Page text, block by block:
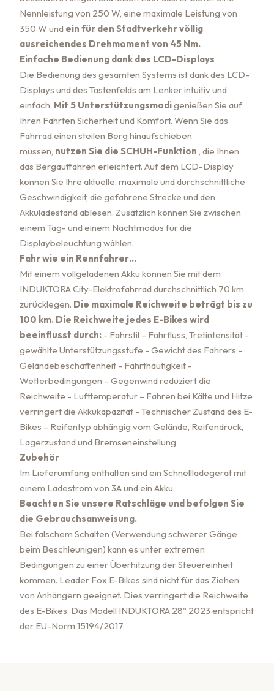
Nennleistung von 250 W, eine maximale Leistung von
350 W und ein für den Stadtverkehr völlig
ausreichendes Drehmoment von 45 Nm.
Einfache Bedienung dank des LCD-Displays
Die Bedienung des gesamten Systems ist dank des LCD-
Displays und des Tastenfelds am Lenker intuitiv und
einfach. Mit 5 Unterstützungsmodigenießen Sie auf
Ihren Fahrten Sicherheit und Komfort. Wenn Sie das
Fahrrad einen steilen Berg hinaufschieben
müssen, nutzen Sie die SCHUH-Funktion , die Ihnen
das Bergauffahren erleichtert. Auf dem LCD-Display
können Sie Ihre aktuelle, maximale und durchschnittliche
Geschwindigkeit, die gefahrene Strecke und den
Akkuladestand ablesen. Zusätzlich können Sie zwischen
einem Tag- und einem Nachtmodus für die
Displaybeleuchtung wählen.
Fahr wie ein Rennfahrer…
Mit einem vollgeladenen Akku können Sie mit dem
INDUKTORA City-Elektrofahrrad durchschnittlich 70 km
zurücklegen. Die maximale Reichweite beträgt bis zu
100 km. Die Reichweite jedes E-Bikes wird
beeinflusst durch: - Fahrstil – Fahrfluss, Tretintensität -
gewählte Unterstützungsstufe - Gewicht des Fahrers -
Geländebeschaffenheit - Fahrthäufigkeit -
Wetterbedingungen – Gegenwind reduziert die
Reichweite - Lufttemperatur – Fahren bei Kälte und Hitze
verringert die Akkukapazität - Technischer Zustand des E-
Bikes – Reifentyp abhängig vom Gelände, Reifendruck,
Lagerzustand und Bremseneinstellung
Zubehör
Im Lieferumfang enthalten sind ein Schnellladegerät mit
einem Ladestrom von 3A und ein Akku.
Beachten Sie unsere Ratschläge und befolgen Sie
die Gebrauchsanweisung.
Bei falschem Schalten (Verwendung schwerer Gänge
beim Beschleunigen) kann es unter extremen
Bedingungen zu einer Überhitzung der Steuereinheit
kommen. Leader Fox E-Bikes sind nicht für das Ziehen
von Anhängern geeignet. Dies verringert die Reichweite
des E-Bikes. Das Modell INDUKTORA 28" 2023 entspricht
der EU-Norm 15194/2017.